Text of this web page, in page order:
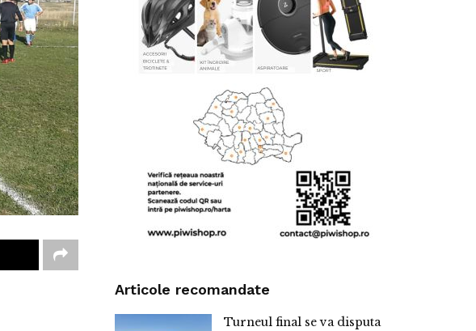
Articole recomandate
Turneul final se va disputa